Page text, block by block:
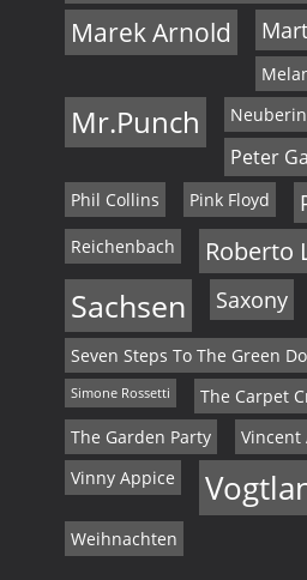
Marek Arnold
Mr.Punch
Peter
Phil Collins Pink Floyd
Reichenbach Roberto
Sachsen Saxony
Seven Steps To The Green
Simone Rossetti
The Carpet
The Garden Party
Vincent
Vinny Appice
Weihnachten